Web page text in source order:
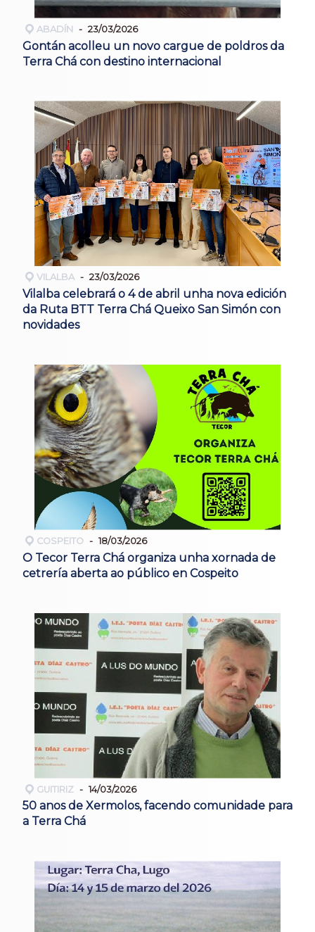
ABADÍN 23/03/2026
Gontán acolleu un novo cargue de poldros da
Terra Chá con destino internacional
VILALBA 23/03/2026
Vilalba celebrará o 4 de abril unha nova edición
da Ruta BTT Terra Chá Queixo San Simón con
novidades
COSPEITO 18/03/2026
O Tecor Terra Chá organiza unha xornada de
cetrería aberta ao público en Cospeito
GUITIRIZ 14/03/2026
50 anos de Xermolos, facendo comunidade para
a Terra Chá